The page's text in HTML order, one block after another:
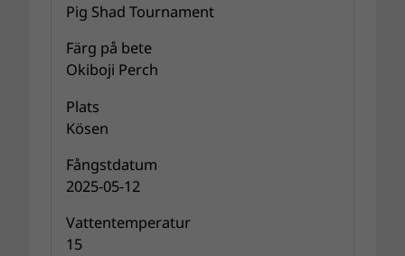
Pig Shad Tournament
Färg på bete
Okiboji Perch
Plats
Kösen
Fångstdatum
2025-05-12
Vattentemperatur
15